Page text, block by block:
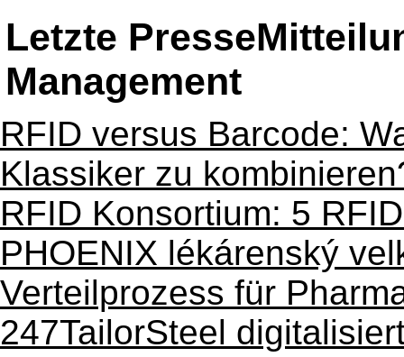
Letzte
Management
RFID versus Barcode:
Klassiker zu
RFID Konsortium: 5
PHOENIX lékárenský
Verteilprozess für
247TailorSteel